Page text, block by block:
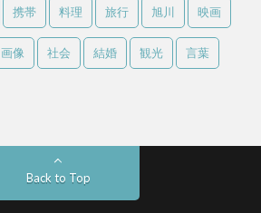
携帯 料理 旅行 旭川 映画
画像 社会 結婚 観光 言葉
Back to Top